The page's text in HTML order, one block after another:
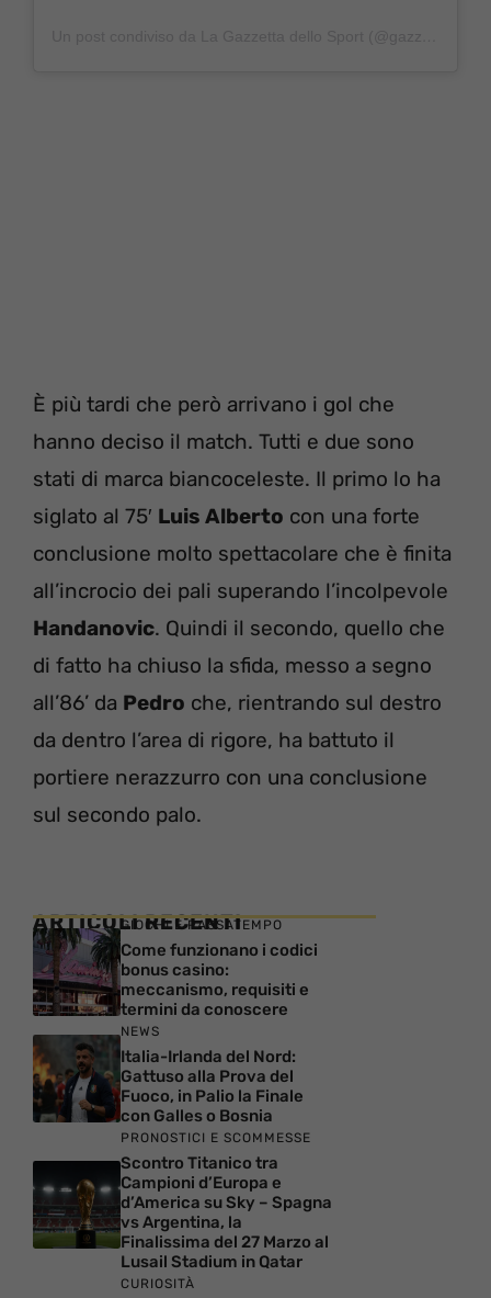
È più tardi che però arrivano i gol che
hanno deciso il match. Tutti e due sono
stati di marca biancoceleste. Il primo lo ha
siglato al 75′ Luis Alberto con una forte
conclusione molto spettacolare che è finita
all’incrocio dei pali superando l’incolpevole
Handanovic. Quindi il secondo, quello che
di fatto ha chiuso la sfida, messo a segno
all’86’ da Pedro che, rientrando sul destro
da dentro l’area di rigore, ha battuto il
portiere nerazzurro con una conclusione
sul secondo palo.
ARTICOLI RECENTI
GIOCHI E PASSATEMPO
Come funzionano i codici
bonus casino:
meccanismo, requisiti e
termini da conoscere
NEWS
Italia-Irlanda del Nord:
Gattuso alla Prova del
Fuoco, in Palio la Finale
con Galles o Bosnia
PRONOSTICI E SCOMMESSE
Scontro Titanico tra
Campioni d’Europa e
d’America su Sky – Spagna
vs Argentina, la
Finalissima del 27 Marzo al
Lusail Stadium in Qatar
CURIOSITÀ